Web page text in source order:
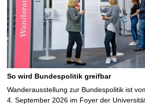
So wird Bundespolitik greifbar
Wanderausstellung zur Bundespolitik ist
4. September 2026 im Foyer der